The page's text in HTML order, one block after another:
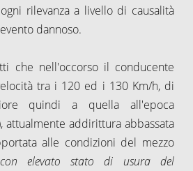
rilevanza a livello di causalità
dannoso.
che nell'occorso il conducente
tra i 120 ed i 130 Km/h, di
quindi a quella all'epoca
attualmente addirittura abbassata
alle condizioni del mezzo
elevato stato di usura del